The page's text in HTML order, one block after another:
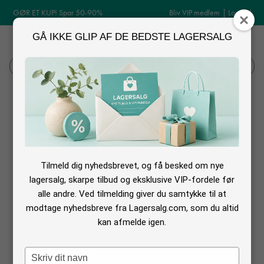
GØR ET KUP! Spar 50-90% Bliv VIP medlem | Log ind
Log ind MENU
Søg
Brudekjole lagersalg
Find din brudekjole på lagersalg
Skal du snart giftes? og leder du efter den perfekte brudekjole?
Så kan du her se hvornår der er lagersalg med brudekjoler, men du skal
holde øje løbende for det er kun de lagersalg der er lige nu vi viser.
Intet fundet med de valgte filtre. Du kan se de
GÅ IKKE GLIP AF DE BEDSTE LAGERSALG
Tilmeld dig nyhedsbrevet, og få besked om nye
lagersalg, skarpe tilbud og eksklusive VIP-fordele før
alle andre. Ved tilmelding giver du samtykke til at
modtage nyhedsbreve fra Lagersalg.com, som du altid
kan afmelde igen.
Type